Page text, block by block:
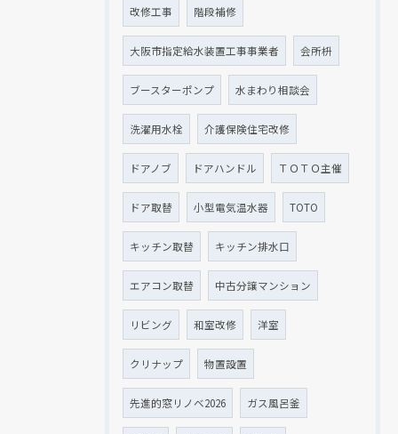
改修工事 階段補修
大阪市指定給水装置工事事業者 会所枡
ブースターポンプ 水まわり相談会
洗濯用水栓 介護保険住宅改修
ドアノブ ドアハンドル ＴＯＴＯ主催
ドア取替 小型電気温水器 TOTO
キッチン取替 キッチン排水口
エアコン取替 中古分譲マンション
リビング 和室改修 洋室
クリナップ 物置設置
先進的窓リノベ2026 ガス風呂釜